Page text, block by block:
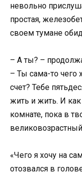
невольно
простая,
своем тумане
– А ты? –
– Ты сама-то
счет? Тебе
жить и жить. И
комнате, пока в
«Чего я хочу на
отозвался в